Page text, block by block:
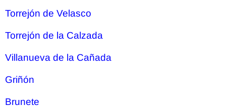
Torrejón de Velasco
Torrejón de la Calzada
Villanueva de la Cañada
Griñón
Brunete